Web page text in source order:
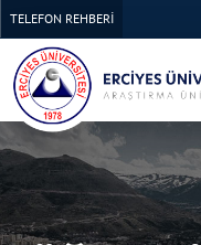
TELEFON REHBERİ